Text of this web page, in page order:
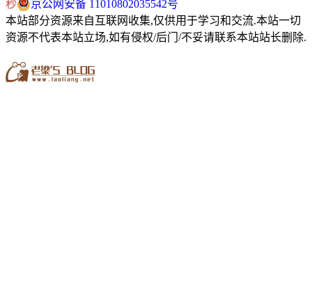
秒
京公网安备 11010802035542号
本站部分资源来自互联网收集,仅供用于学习和交流.本站一切
资源不代表本站立场,如有侵权/后门/不妥请联系本站站长删除.